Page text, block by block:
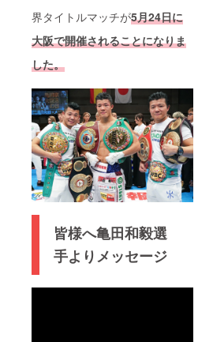
界タイトルマッチが5月24日に
大阪で開催されることになりま
した。
皆様へ亀田和毅選
手よりメッセージ